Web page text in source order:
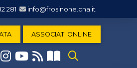
281 info@frosinone.cna.it
ASSOCIATI ONLINE